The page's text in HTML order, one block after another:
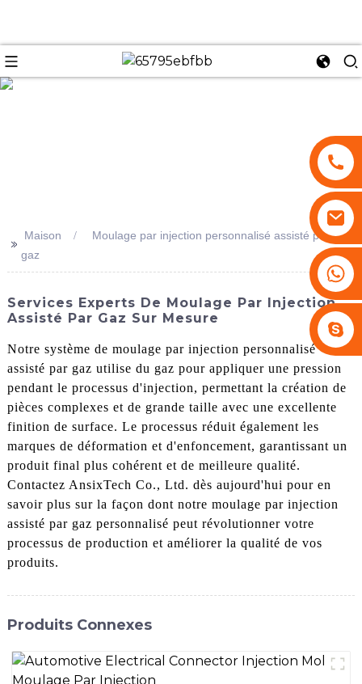
+86 13530645990
Stephenhuang2010
>>
Maison
Moulage par injection personnalisé assisté par
gaz
Services Experts De Moulage Par Injection
Assisté Par Gaz Sur Mesure
Notre système de moulage par injection personnalisé
assisté par gaz utilise du gaz pour appliquer une pression
pendant le processus d'injection, permettant la création de
pièces complexes et de grande taille avec une excellente
finition de surface. Le processus réduit également les
marques de déformation et d'enfoncement, garantissant un
produit final plus cohérent et de meilleure qualité.
Contactez AnsixTech Co., Ltd. dès aujourd'hui pour en
savoir plus sur la façon dont notre moulage par injection
assisté par gaz personnalisé peut révolutionner votre
processus de production et améliorer la qualité de vos
produits.
Produits Connexes